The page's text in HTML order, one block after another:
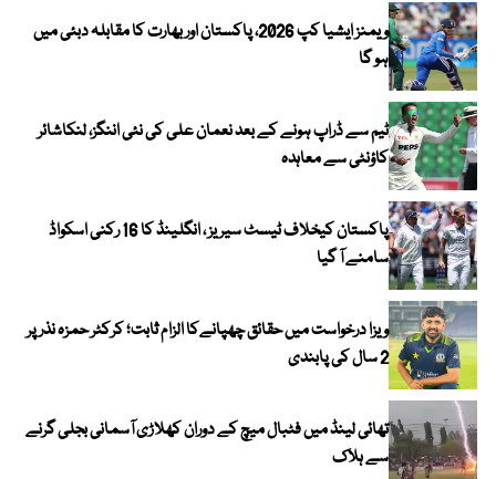
ویمنز ایشیا کپ 2026، پاکستان اور بھارت کا مقابلہ دبئی میں
ہو گا
ٹیم سے ڈراپ ہونے کے بعد نعمان علی کی نئی اننگز، لنکاشائر
کاؤنٹی سے معاہدہ
پاکستان کیخلاف ٹیسٹ سیریز ، انگلینڈ کا 16 رکنی اسکواڈ
سامنے آ گیا
ویزا درخواست میں حقائق چھپانےکا الزام ثابت؛ کرکٹر حمزہ نذر پر
2 سال کی پابندی
تھائی لینڈ میں فٹبال میچ کے دوران کھلاڑی آسمانی بجلی گرنے
سے ہلاک